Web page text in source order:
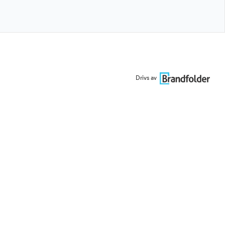
Drivs av